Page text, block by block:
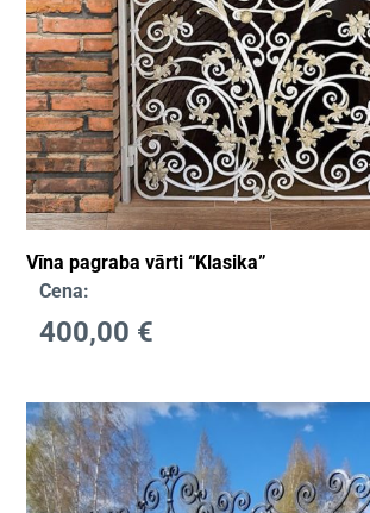
Vīna pagraba vārti “Klasika”
Cena:
400,00 €